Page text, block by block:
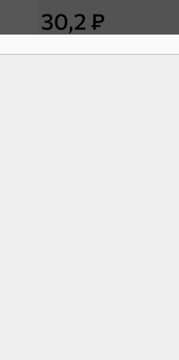
30,2 ₽